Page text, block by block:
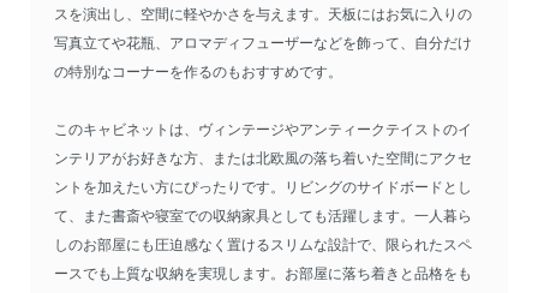
スを演出し、空間に軽やかさを与えます。天板にはお気に入りの
写真立てや花瓶、アロマディフューザーなどを飾って、自分だけ
の特別なコーナーを作るのもおすすめです。
このキャビネットは、ヴィンテージやアンティークテイストのイ
ンテリアがお好きな方、または北欧風の落ち着いた空間にアクセ
ントを加えたい方にぴったりです。リビングのサイドボードとし
て、また書斎や寝室での収納家具としても活躍します。一人暮ら
しのお部屋にも圧迫感なく置けるスリムな設計で、限られたスペ
ースでも上質な収納を実現します。お部屋に落ち着きと品格をも